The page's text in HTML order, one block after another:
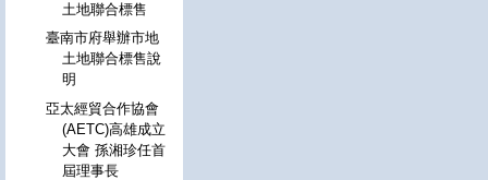
土地聯合標售
臺南市府舉辦市地
土地聯合標售說
明
亞太經貿合作協會
(AETC)高雄成立
大會 孫湘珍任首
屆理事長